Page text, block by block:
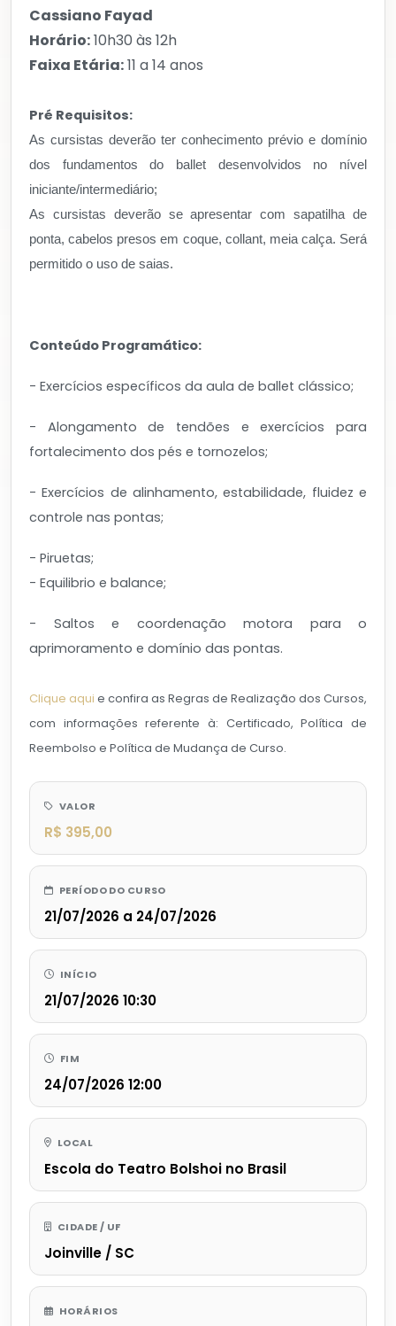
Cassiano Fayad
Horário:10h30 às 12h
Faixa Etária:11 a 14 anos
Pré Requisitos:
As cursistas deverão ter conhecimento prévio e domínio
dos fundamentos do ballet desenvolvidos no nível
iniciante/intermediário;
As cursistas deverão se apresentar com sapatilha de
ponta, cabelos presos em coque, collant, meia calça. Será
permitido o uso de saias.
Conteúdo Programático:
- Exercícios específicos da aula de ballet clássico;
- Alongamento de tendões e exercícios para
fortalecimento dos pés e tornozelos;
- Exercícios de alinhamento, estabilidade, fluidez e
controle nas pontas;
- Piruetas;
- Equilibrio e balance;
- Saltos e coordenação motora para o
aprimoramento e domínio das pontas.
Clique aqui e confira as Regras de Realização dos Cursos,
com informações referente à: Certificado, Política de
Reembolso e Política de Mudança de Curso.
VALOR
R$ 395,00
PERÍODO DO CURSO
21/07/2026 a 24/07/2026
INÍCIO
21/07/2026 10:30
FIM
24/07/2026 12:00
LOCAL
Escola do Teatro Bolshoi no Brasil
CIDADE / UF
Joinville / SC
HORÁRIOS